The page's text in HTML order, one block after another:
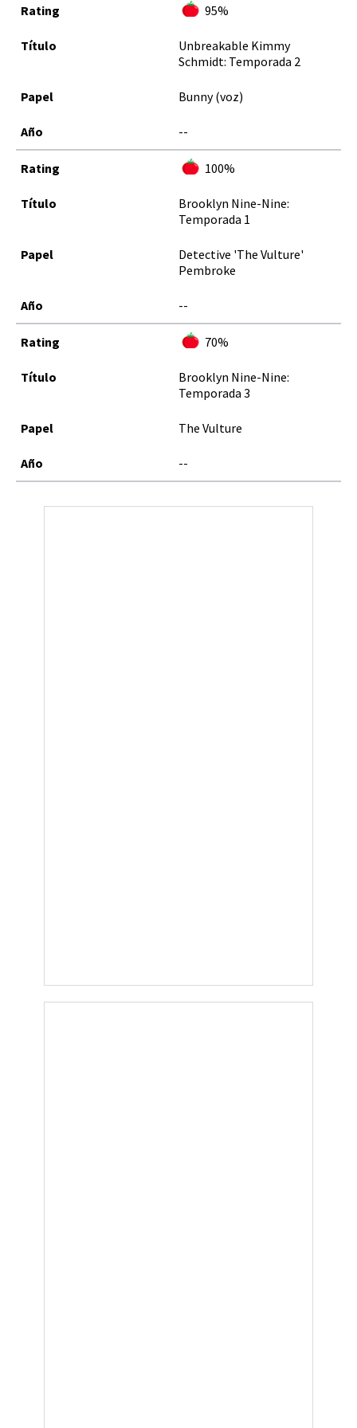
95%
Unbreakable Kimmy
Schmidt: Temporada 2
Bunny (voz)
--
100%
Brooklyn Nine-Nine:
Temporada 1
Detective 'The Vulture'
Pembroke
--
70%
Brooklyn Nine-Nine:
Temporada 3
The Vulture
--